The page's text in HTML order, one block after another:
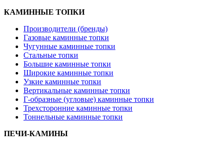
КАМИННЫЕ ТОПКИ
Производители (бренды)
Газовые каминные топки
Чугунные каминные топки
Стальные топки
Большие каминные топки
Широкие каминные топки
Узкие каминные топки
Вертикальные каминные топки
Г-образные (угловые) каминные топки
Трехсторонние каминные топки
Тоннельные каминные топки
ПЕЧИ-КАМИНЫ